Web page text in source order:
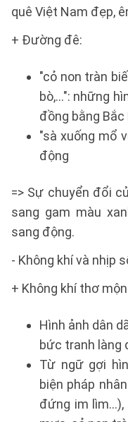
quê Việt Nam đẹp,
+ Đường đê:
"cỏ non tràn
bò,...": những
đồng bằng Bắc
"sà xuống mổ
động
=> Sự chuyển đổi
sang gam màu
sang động.
- Không khí và nhịp
+ Không khí thơ
Hình ảnh dân
bức tranh làng
Từ ngữ gợi
biện pháp
đứng im